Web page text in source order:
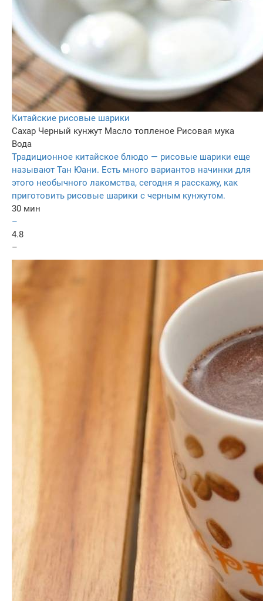
Китайские рисовые шарики
Сахар Черный кунжут Масло топленое Рисовая мука
Вода
Традиционное китайское блюдо — рисовые шарики еще
называют Тан Юани. Есть много вариантов начинки для
этого необычного лакомства, сегодня я расскажу, как
приготовить рисовые шарики с черным кунжутом.
30 мин
–
4.8
–